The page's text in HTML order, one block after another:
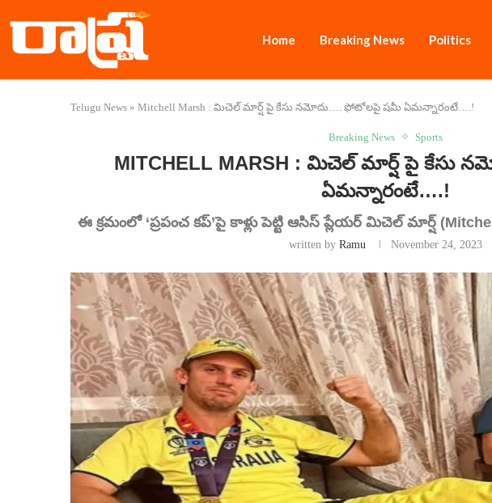
Home Breaking News Politics
Telugu News » Mitchell Marsh : మిచెల్ మార్ష్ పై కేసు నమోదు…. ఫోటోలపై షమీ ఏమన్నారంటే….!
Breaking News Sports
MITCHELL MARSH : మిచెల్ మార్ష్ పై
ఏమన్నారంటే….!
ఈ క్రమంలో ‘ప్రపంచ కప్’పై కాళ్లు పెట్టి ఆసిస్ ప్లేయర్ మిచెల్ మార్ష్
written byRamu November 24, 2023